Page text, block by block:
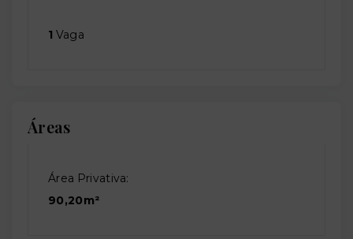
1 Vaga
Áreas
Área Privativa:
90,20m²